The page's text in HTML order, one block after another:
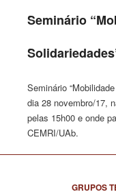
Seminário
Seminário
dia 28 novembro/17,
pelas 15h00 e onde
CEMRI/UAb.
GRUPOS